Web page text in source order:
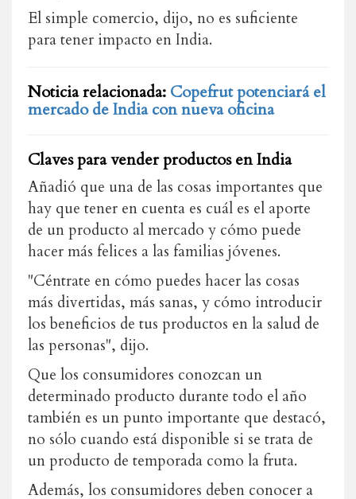
El simple comercio, dijo, no es suficiente
para tener impacto en India.
Noticia relacionada: Copefrut potenciará el
mercado de India con nueva oficina
Claves para vender productos en India
Añadió que una de las cosas importantes que
hay que tener en cuenta es cuál es el aporte
de un producto al mercado y cómo puede
hacer más felices a las familias jóvenes.
"Céntrate en cómo puedes hacer las cosas
más divertidas, más sanas, y cómo introducir
los beneficios de tus productos en la salud de
las personas", dijo.
Que los consumidores conozcan un
determinado producto durante todo el año
también es un punto importante que destacó,
no sólo cuando está disponible si se trata de
un producto de temporada como la fruta.
Además, los consumidores deben conocer a